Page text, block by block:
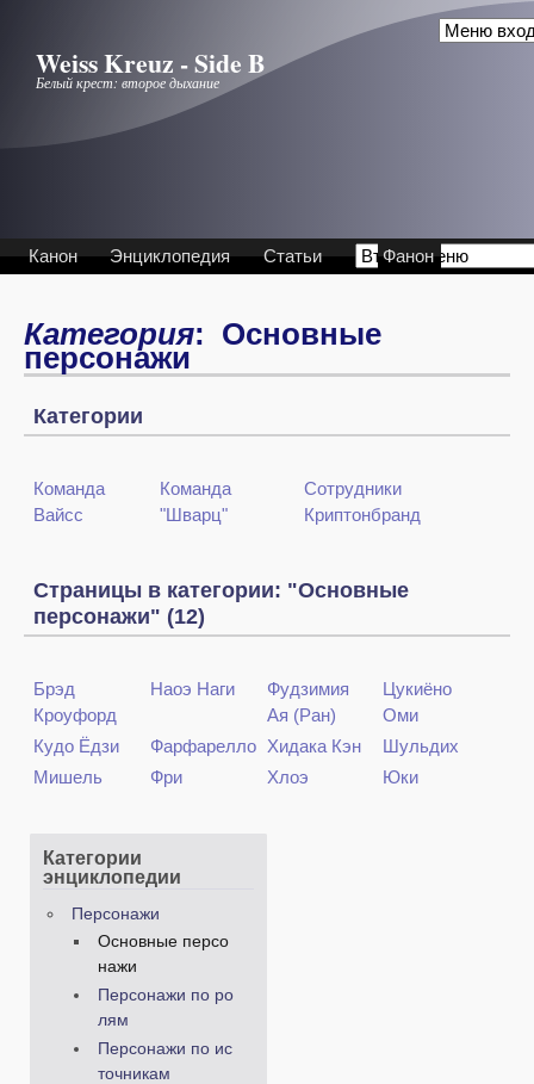
Weiss Kreuz - Side B
Белый крест: второе дыхание
Канон Энциклопедия Статьи Фанон
Категория: Основные
персонажи
Категории
Команда
Вайсс
Команда
"Шварц"
Сотрудники
Криптонбранд
Страницы в категории: "Основные
персонажи" (12)
Брэд
Кроуфорд
Наоэ Наги
Фудзимия
Ая (Ран)
Цукиёно
Оми
Кудо Ёдзи
Фарфарелло Хидака Кэн
Шульдих
Мишель
Фри Хлоэ Юки
Категории
энциклопедии
Персонажи
Основные персо
нажи
Персонажи по ро
лям
Персонажи по ис
точникам